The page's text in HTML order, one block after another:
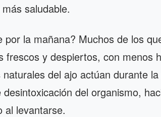
saludable.
por la mañana? Muchos de los
frescos y despiertos, con menos
del ajo actúan durante
desintoxicación del organismo,
al levantarse.